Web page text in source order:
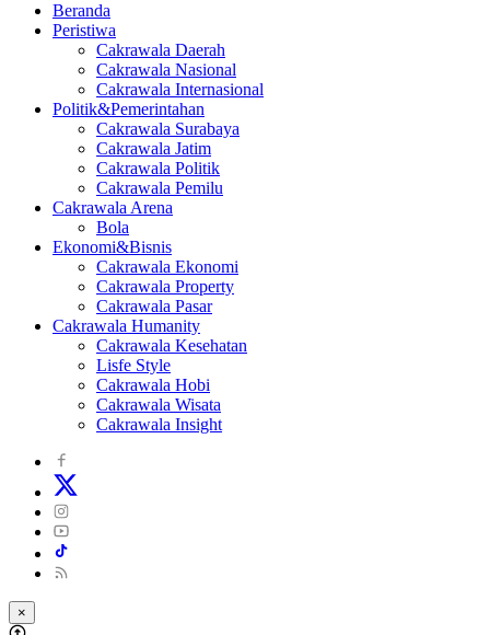
Beranda
Peristiwa
Cakrawala Daerah
Cakrawala Nasional
Cakrawala Internasional
Politik&Pemerintahan
Cakrawala Surabaya
Cakrawala Jatim
Cakrawala Politik
Cakrawala Pemilu
Cakrawala Arena
Bola
Ekonomi&Bisnis
Cakrawala Ekonomi
Cakrawala Property
Cakrawala Pasar
Cakrawala Humanity
Cakrawala Kesehatan
Lisfe Style
Cakrawala Hobi
Cakrawala Wisata
Cakrawala Insight
×